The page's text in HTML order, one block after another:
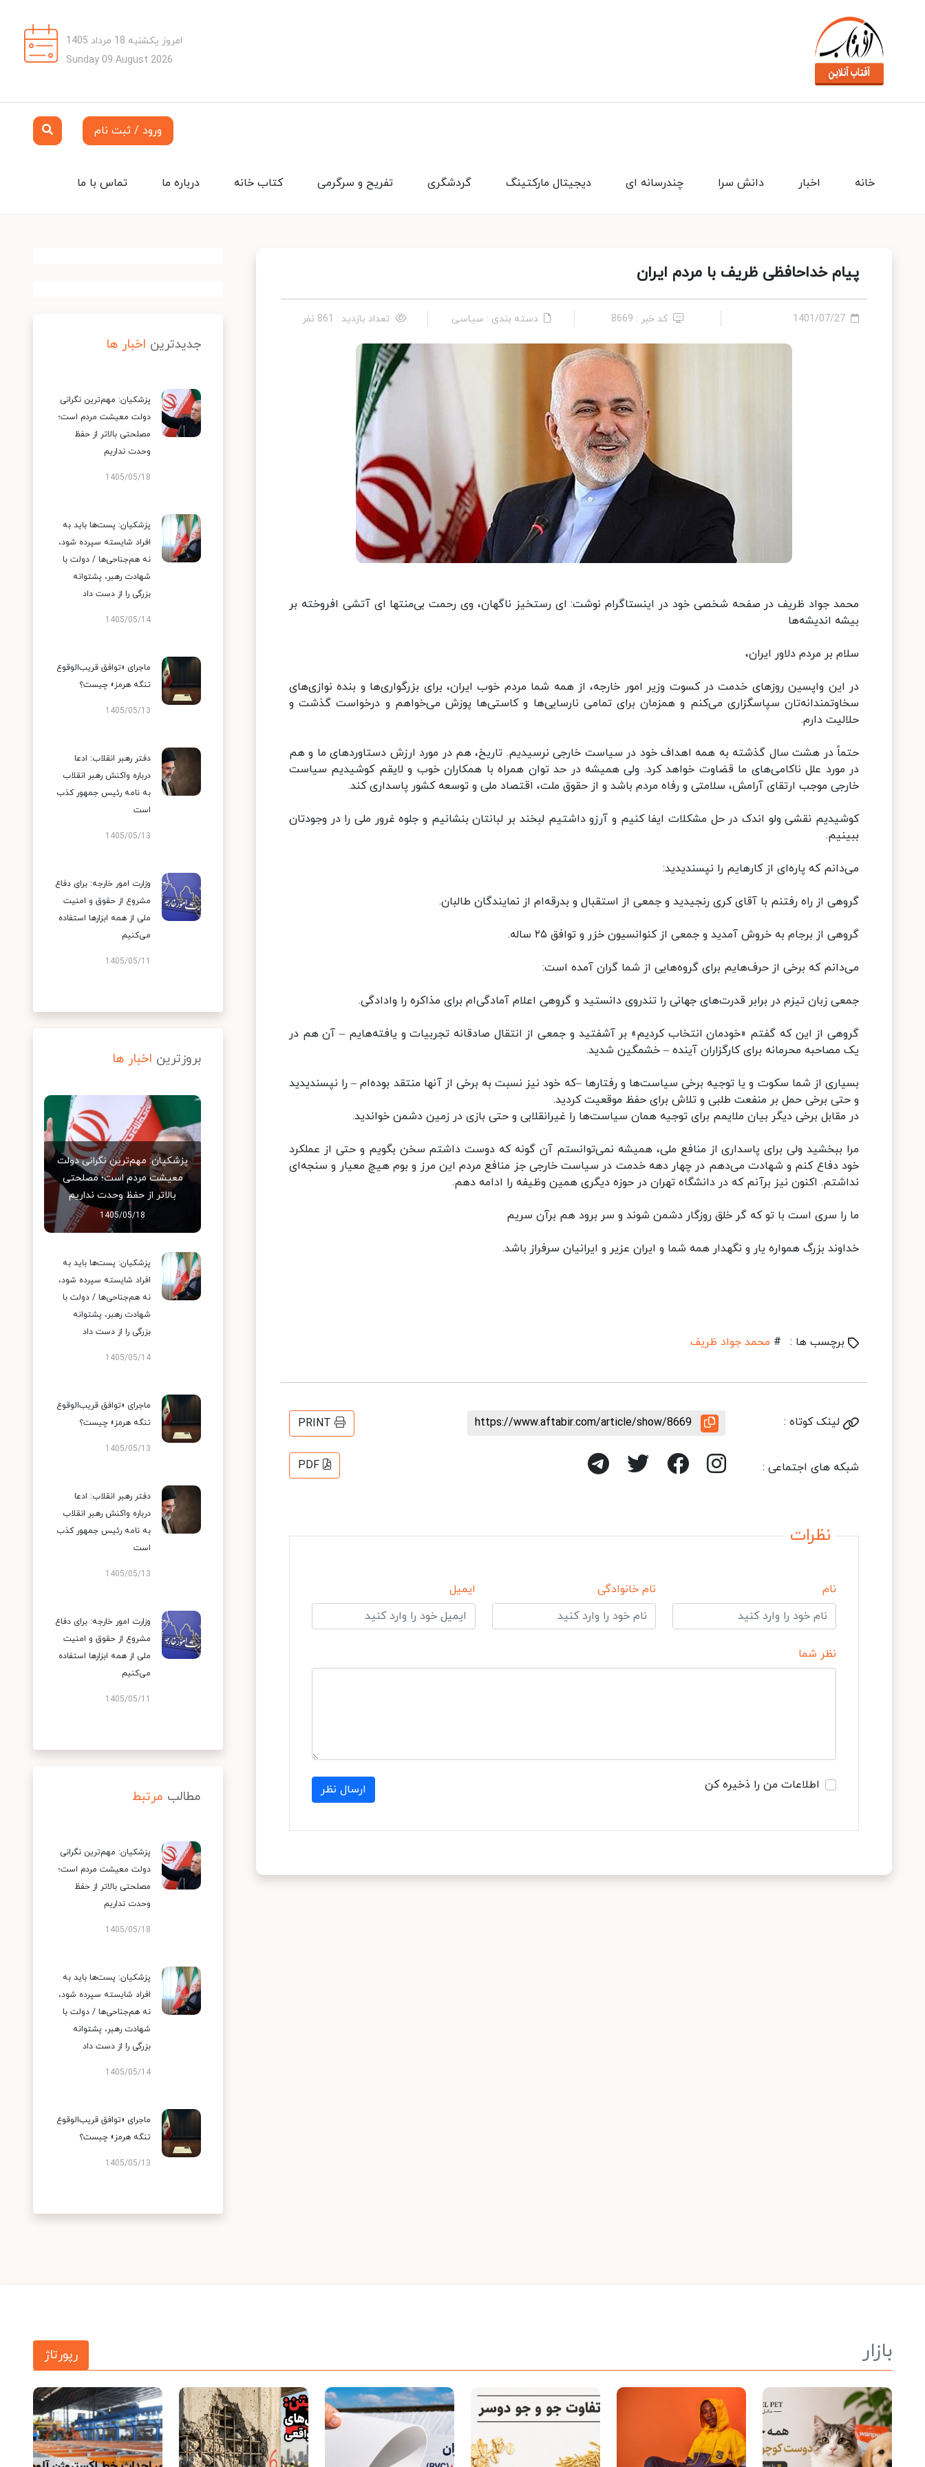
امروز یکشنبه 18 مرداد 1405
Sunday 09 August 2026
ورود / ثبت نام
تماس با ما درباره ما کتاب خانه تفریح و سرگرمی گردشگری دیجیتال مارکتینگ چندرسانه ای دانش سرا اخبار خانه
پیام خداحافظی ظریف با مردم ایران
1401/07/27 کد خبر : 8669 دسته بندی : سیاسی تعداد بازدید : 861 نفر
محمد جواد ظریف در صفحه شخصی خود در اینستاگرام نوشت: ای رستخیز ناگهان، وی رحمت بی‌منتها ای آتشی افروخته بر
بیشه اندیشه‌ها
سلام بر مردم دلاور ایران،
در این واپسین روزهای خدمت در کسوت وزیر امور خارجه، از همه شما مردم خوب ایران، برای بزرگواری‌ها و بنده نوازی‌های‌
سخاوتمندانه‌تان سپاسگزاری می‌کنم و همزمان برای تمامی نارسایی‌ها و کاستی‌ها پوزش ‌می‌خواهم و درخواست گذشت و
حلالیت دارم.
حتماً در هشت سال گذشته به همه اهداف خود در سیاست خارجی نرسیدیم. تاریخ، هم در مورد ارزش دستاوردهای ما و هم
در مورد علل ناکامی‌های ما قضاوت خواهد کرد. ولی همیشه در حد توان همراه با همکاران خوب و لایقم کوشیدیم سیاست
خارجی موجب ارتقای آرامش، سلامتی و رفاه مردم باشد و از حقوق ملت، اقتصاد ملی و توسعه کشور پاسداری کند.
کوشیدیم نقشی ولو اندک در حل مشکلات ایفا کنیم و آرزو داشتیم لبخند بر لبانتان بنشانیم و جلوه غرور ملی را در وجودتان
ببینیم.
می‌دانم که پاره‌ای از کارهایم را نپسندیدید:
گروهی از راه رفتنم با آقای کری رنجیدید و جمعی از استقبال و بدرقه‌ام از نمایندگان طالبان.
گروهی از برجام به خروش آمدید و جمعی از کنوانسیون خزر و توافق ۲۵ ساله.
می‌دانم که برخی از حرف‌هایم برای گروه‌هایی از شما گران آمده است:
جمعی زبان تیزم در برابر قدرت‌های جهانی را تندروی دانستید و گروهی اعلام آمادگی‌ام برای مذاکره را وادادگی.
گروهی از این که گفتم «خودمان انتخاب کردیم» بر آشفتید و جمعی از انتقال صادقانه‌ تجربیات و یافته‌هایم – آن هم در
یک مصاحبه محرمانه برای کارگزاران آینده – خشمگین شدید.
بسیاری از شما سکوت و یا توجیه برخی سیاست‌ها و رفتارها –که خود نیز نسبت به برخی از آنها منتقد بوده‌ام – را نپسندیدید
و حتی برخی حمل بر منفعت طلبی و تلاش برای حفظ موقعیت کردید.
در مقابل برخی دیگر بیان ملایمم برای توجیه همان سیاست‌ها را غیرانقلابی و حتی بازی در زمین دشمن خواندید.
مرا ببخشید ولی برای پاسداری از منافع ملی، همیشه نمی‌توانستم آن گونه که دوست داشتم سخن بگویم و حتی از عملکرد
خود دفاع کنم و شهادت می‌دهم در چهار دهه خدمت در سیاست خارجی جز منافع مردم این مرز و بوم هیچ معیار و سنجه‌ای
نداشتم. اکنون نیز برآنم که در دانشگاه تهران در حوزه دیگری همین وظیفه را ادامه دهم.
ما را سری است با تو که گر خلق روزگار دشمن شوند و سر برود هم برآن سریم
خداوند بزرگ همواره یار و نگهدار همه شما و ایران عزیر و ایرانیان سرفراز باشد.
برچسب ها : # محمد جواد ظریف
لینک کوتاه : https://www.aftabir.com/article/show/8669
PRINT
شبکه های اجتماعی : PDF
نظرات
نام نام خانوادگی ایمیل
نظر شما
اطلاعات من را ذخیره کن ارسال نظر
جدیدترین اخبار ها
پزشکیان: مهم‌ترین نگرانی
دولت معیشت مردم است؛
مصلحتی بالاتر از حفظ
وحدت نداریم
1405/05/18
پزشکیان: پست‌ها باید به
افراد شایسته سپرده شود،
نه هم‌جناحی‌ها / دولت با
شهادت رهبر، پشتوانه
بزرگی را از دست داد
1405/05/14
ماجرای «توافق قریب‌الوقوع
تنگه هرمز» چیست؟
1405/05/13
دفتر رهبر انقلاب: ادعا
درباره واکنش رهبر انقلاب
به نامه رئیس جمهور کذب
است
1405/05/13
وزارت امور خارجه: برای دفاع
مشروع از حقوق و امنیت
ملی از همه ابزارها استفاده
می‌کنیم
1405/05/11
بروزترین اخبار ها
پزشکیان: مهم‌ترین نگرانی دولت
معیشت مردم است؛ مصلحتی
بالاتر از حفظ وحدت نداریم
1405/05/18
پزشکیان: پست‌ها باید به
افراد شایسته سپرده شود،
نه هم‌جناحی‌ها / دولت با
شهادت رهبر، پشتوانه
بزرگی را از دست داد
1405/05/14
ماجرای «توافق قریب‌الوقوع
تنگه هرمز» چیست؟
1405/05/13
دفتر رهبر انقلاب: ادعا
درباره واکنش رهبر انقلاب
به نامه رئیس جمهور کذب
است
1405/05/13
وزارت امور خارجه: برای دفاع
مشروع از حقوق و امنیت
ملی از همه ابزارها استفاده
می‌کنیم
1405/05/11
مطالب مرتبط
پزشکیان: مهم‌ترین نگرانی
دولت معیشت مردم است؛
مصلحتی بالاتر از حفظ
وحدت نداریم
1405/05/18
پزشکیان: پست‌ها باید به
افراد شایسته سپرده شود،
نه هم‌جناحی‌ها / دولت با
شهادت رهبر، پشتوانه
بزرگی را از دست داد
1405/05/14
ماجرای «توافق قریب‌الوقوع
تنگه هرمز» چیست؟
1405/05/13
بازار رپورتاژ